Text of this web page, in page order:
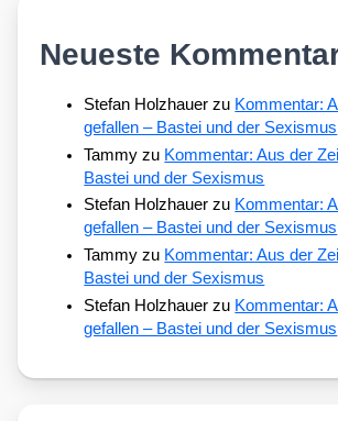
Neueste
Stefan Holzhauer zu Kommentar:
gefallen – Bastei und der Sexismus
Tammy zu Kommentar: Aus der
Bastei und der Sexismus
Stefan Holzhauer zu Kommentar:
gefallen – Bastei und der Sexismus
Tammy zu Kommentar: Aus der
Bastei und der Sexismus
Stefan Holzhauer zu Kommentar:
gefallen – Bastei und der Sexismus